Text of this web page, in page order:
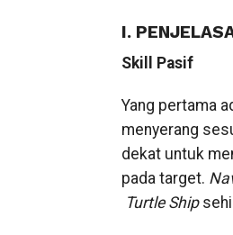
I.
Skill Pasif
Yang pertama
menyerang
dekat untuk
pada target.
Turtle Ship